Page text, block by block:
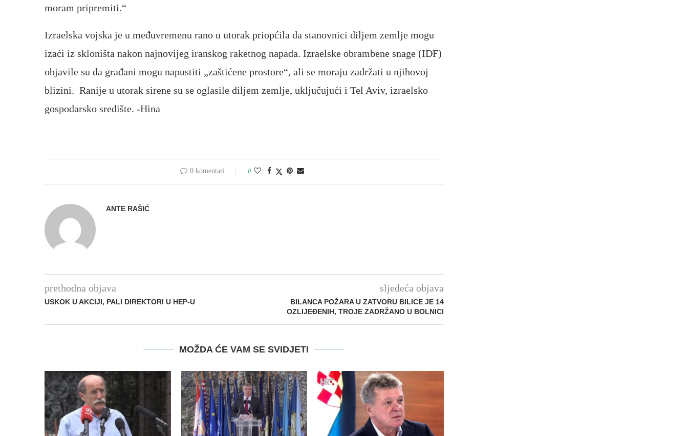
moram pripremiti.“
Izraelska vojska je u međuvremenu rano u utorak priopćila da stanovnici diljem zemlje mogu
izaći iz skloništa nakon najnovijeg iranskog raketnog napada. Izraelske obrambene snage (IDF)
objavile su da građani mogu napustiti „zaštićene prostore“, ali se moraju zadržati u njihovoj
blizini. Ranije u utorak sirene su se oglasile diljem zemlje, uključujući i Tel Aviv, izraelsko
gospodarsko središte. -Hina
0 komentari 0
ANTE RAŠIĆ
prethodna objava
USKOK U AKCIJI, PALI DIREKTORI U HEP-U
sljedeća objava
BILANCA POŽARA U ZATVORU BILICE JE 14
OZLIJEĐENIH, TROJE ZADRŽANO U BOLNICI
MOŽDA ĆE VAM SE SVIDJETI